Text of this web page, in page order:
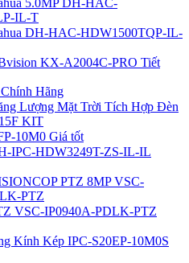
IL-T
DH-HAC-HDW1500TQP-IL-
KX-A2004C-PRO Tiết
Hãng
Lượng Mặt Trời Tích Hợp Đèn
KIT
10M0 Giá tốt
IPC-HDW3249T-ZS-IL-IL
PTZ 8MP VSC-
PTZ
VSC-IP0940A-PDLK-PTZ
Kính Kép IPC-S20EP-10M0S